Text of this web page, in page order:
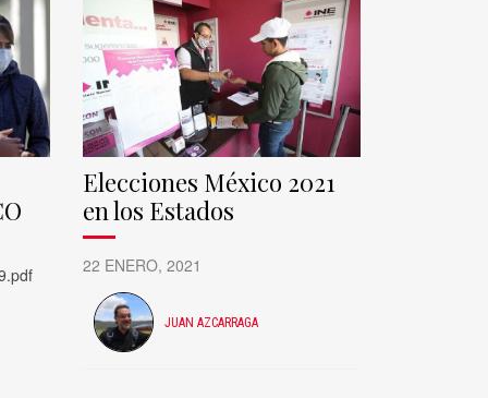
Elecciones México 2021
en los Estados
22 ENERO, 2021
JUAN AZCARRAGA